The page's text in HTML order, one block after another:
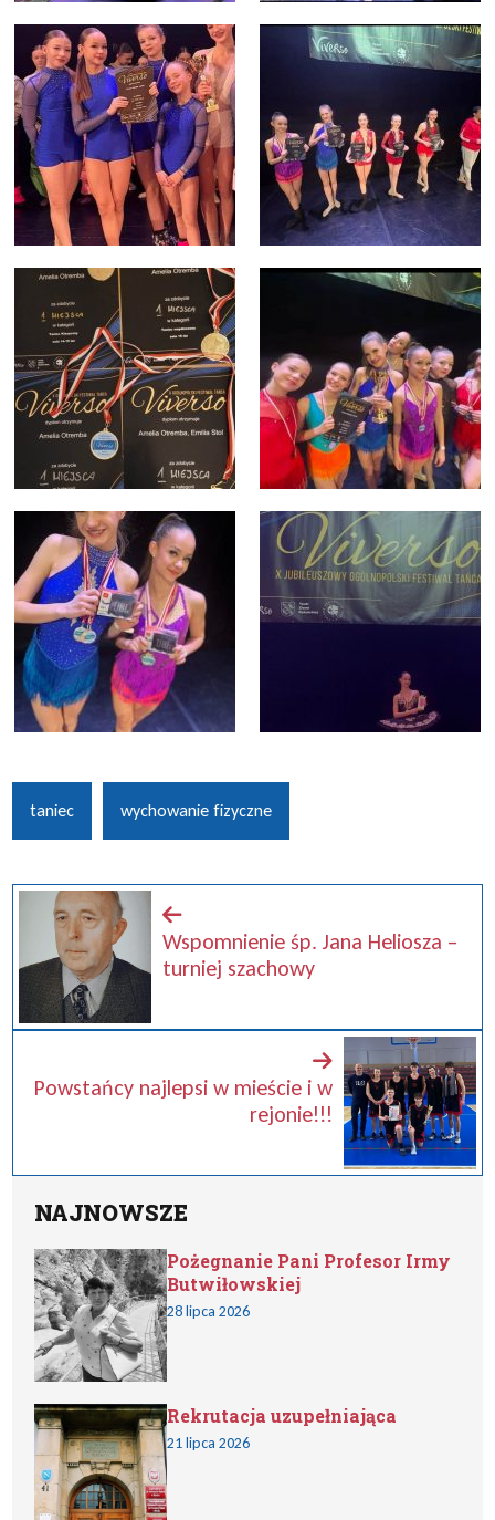
taniec wychowanie fizyczne
Wspomnienie śp. Jana Heliosza –
turniej szachowy
Powstańcy najlepsi w mieście i w
rejonie!!!
NAJNOWSZE
Pożegnanie Pani Profesor Irmy
Butwiłowskiej
28 lipca 2026
Rekrutacja uzupełniająca
21 lipca 2026